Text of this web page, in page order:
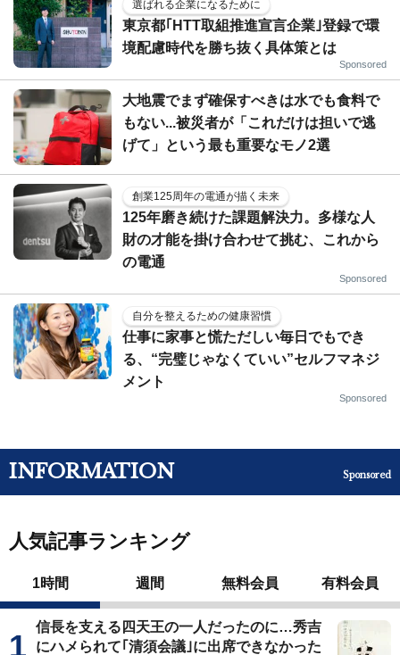
選ばれる企業になるために
東京都｢HTT取組推進宣言企業｣登録で環
境配慮時代を勝ち抜く具体策とは
Sponsored
大地震でまず確保すべきは水でも食料で
もない...被災者が「これだけは担いで逃
げて」という最も重要なモノ2選
創業125周年の電通が描く未来
125年磨き続けた課題解決力。多様な人
財の才能を掛け合わせて挑む、これから
の電通
Sponsored
自分を整えるための健康習慣
仕事に家事と慌ただしい毎日でもでき
る、“完璧じゃなくていい”セルフマネジ
メント
Sponsored
INFORMATION Sponsored
人気記事ランキング
1時間 週間 無料会員 有料会員
信長を支える四天王の一人だったのに…秀吉
にハメられて｢清須会議｣に出席できなかった